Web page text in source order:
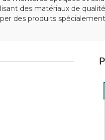
des matériaux de
des produits